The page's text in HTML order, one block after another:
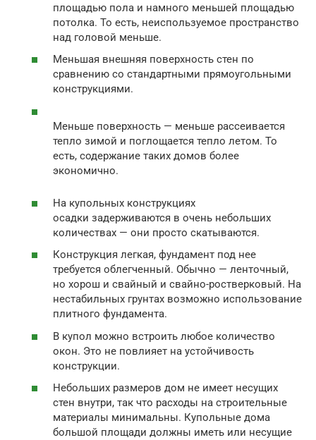
площадью пола и намного меньшей площадью
потолка. То есть, неиспользуемое пространство
над головой меньше.
Меньшая внешняя поверхность стен по
сравнению со стандартными прямоугольными
конструкциями.
Меньше поверхность — меньше рассеивается
тепло зимой и поглощается тепло летом. То
есть, содержание таких домов более
экономично.
На купольных конструкциях
осадки задерживаются в очень небольших
количествах — они просто скатываются.
Конструкция легкая, фундамент под нее
требуется облегченный. Обычно — ленточный,
но хорош и свайный и свайно-ростверковый. На
нестабильных грунтах возможно использование
плитного фундамента.
В купол можно встроить любое количество
окон. Это не повлияет на устойчивость
конструкции.
Небольших размеров дом не имеет несущих
стен внутри, так что расходы на строительные
материалы минимальны. Купольные дома
большой площади должны иметь или несущие